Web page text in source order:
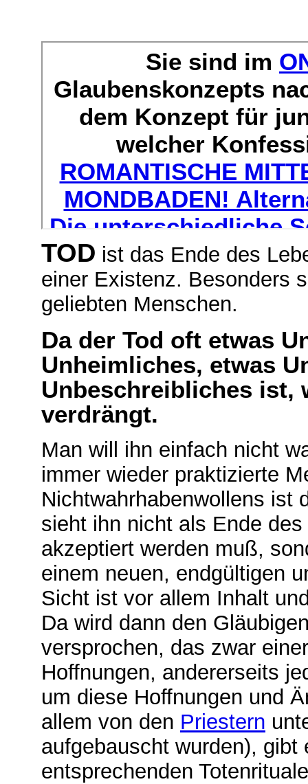
TOD ist das Ende des
einer Existenz. Besonders
geliebten Menschen.
Da der Tod oft etwas
Unheimliches, etwas
Unbeschreibliches ist,
verdrängt.
Man will ihn einfach nicht
immer wieder praktizierte
Nichtwahrhabenwollens ist
sieht ihn nicht als Ende
akzeptiert werden muß,
einem neuen, endgültigen
Sicht ist vor allem Inhalt
Da wird dann den
versprochen, das zwar
Hoffnungen, andererseits
um diese Hoffnungen und
allem von den Priestern
aufgebauscht wurden),
entsprechenden